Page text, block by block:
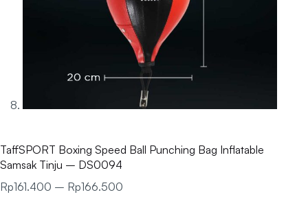
TaffSPORT Boxing Speed Ball Punching Bag Inflatable
Samsak Tinju – DS0094
Rp161.400 – Rp166.500